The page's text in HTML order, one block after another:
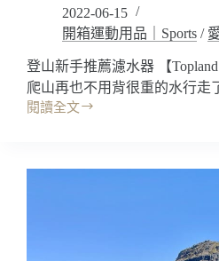
袋
吸
管/
2022-06-15
開箱運動用品｜Sports /
登山新手推薦濾水器 【
爬山再也不用背很重的水行
閱讀全文
開
Topland